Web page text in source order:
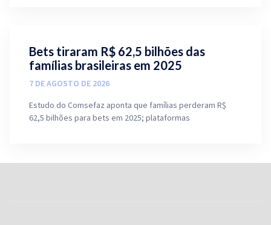
Bets tiraram R$ 62,5 bilhões das
famílias brasileiras em 2025
7 DE AGOSTO DE 2026
Estudo do Comsefaz aponta que famílias perderam R$
62,5 bilhões para bets em 2025; plataformas